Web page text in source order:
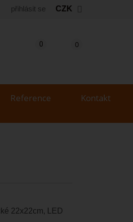
přihlásit se CZK
0
(prázdný)
0
Porovnání produktů
Reference Kontakt
22x22cm, LED